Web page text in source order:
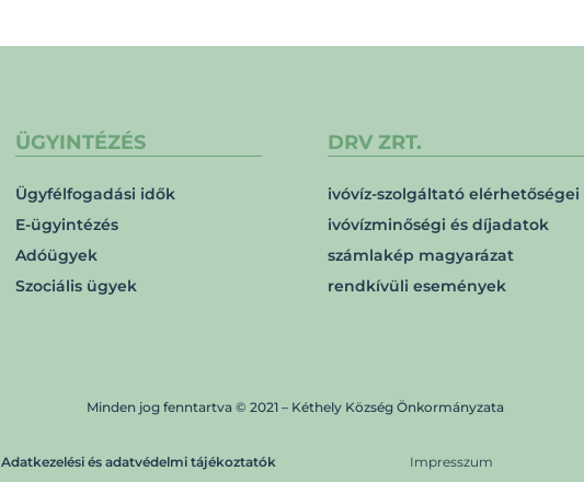
ÜGYINTÉZÉS
Ügyfélfogadási idők
E-ügyintézés
Adóügyek
Szociális ügyek
DRV ZRT.
ivóvíz-szolgáltató elérhetőségei
ivóvízminőségi és díjadatok
számlakép magyarázat
rendkívüli események
Minden jog fenntartva © 2021 – Kéthely Község Önkormányzata
Adatkezelési és adatvédelmi tájékoztatók Impresszum